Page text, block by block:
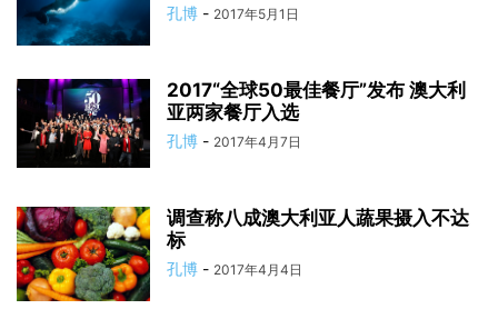
孔博 - 2017年5月1日
2017“全球50最佳餐厅”发布 澳大利
亚两家餐厅入选
孔博 - 2017年4月7日
调查称八成澳大利亚人蔬果摄入不达
标
孔博 - 2017年4月4日